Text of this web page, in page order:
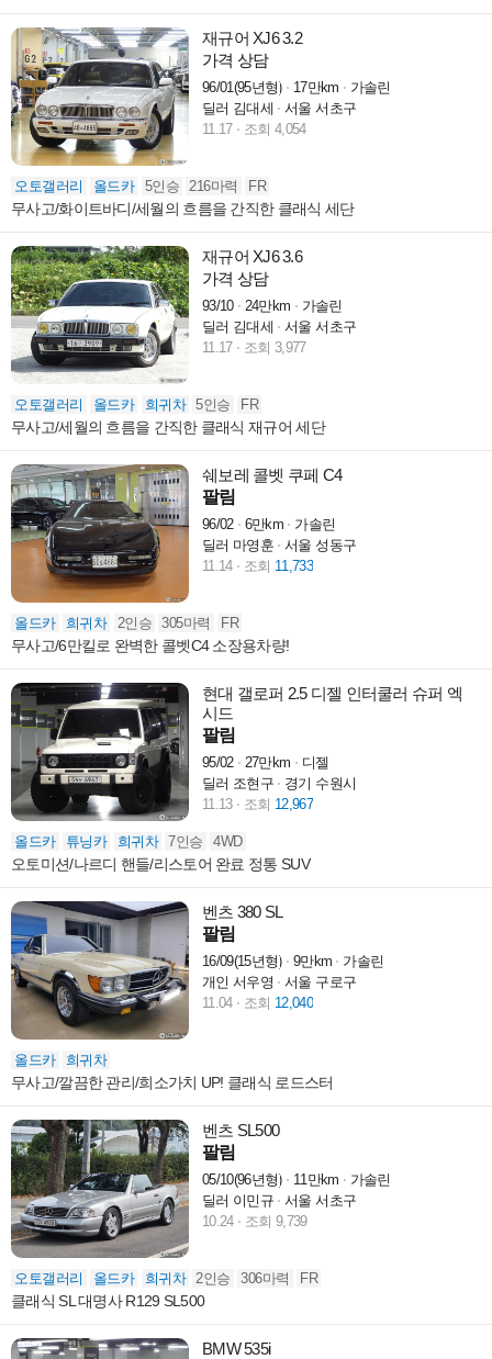
재규어 XJ6 3.2
가격 상담
96/01(95년형) 17만km
가솔린
딜러 김대세
서울 서초구
11.17
조회 4,054
오토갤러리 올드카 5인승 216마력 FR
무사고/화이트바디/세월의 흐름을 간직한 클래식 세단
재규어 XJ6 3.6
가격 상담
93/10 24만km
가솔린
딜러 김대세
서울 서초구
11.17
조회 3,977
오토갤러리 올드카 희귀차 5인승 FR
무사고/세월의 흐름을 간직한 클래식 재규어 세단
쉐보레 콜벳 쿠페 C4
팔림
96/02 6만km
가솔린
딜러 마영훈
서울 성동구
11.14
조회 11,733
올드카 희귀차 2인승 305마력 FR
무사고/6만킬로 완벽한 콜벳C4 소장용차량!
현대 갤로퍼 2.5 디젤 인터쿨러 슈퍼 엑
시드
팔림
95/02 27만km
디젤
딜러 조현구
경기 수원시
11.13
조회 12,967
올드카 튜닝카 희귀차 7인승 4WD
오토미션/나르디 핸들/리스토어 완료 정통 SUV
벤츠 380 SL
팔림
16/09(15년형) 9만km
가솔린
개인 서우영
서울 구로구
11.04
조회 12,040
올드카 희귀차
무사고/깔끔한 관리/희소가치 UP! 클래식 로드스터
벤츠 SL500
팔림
05/10(96년형) 11만km
가솔린
딜러 이민규
서울 서초구
10.24
조회 9,739
오토갤러리 올드카 희귀차 2인승 306마력 FR
클래식 SL 대명사 R129 SL500
BMW 535i